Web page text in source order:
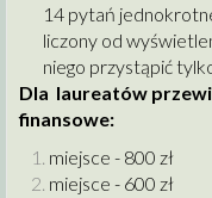
14 pytań
liczony od
niego przystąpić
Dla laureatów
finansowe:
miejsce - 800 zł
miejsce - 600 zł